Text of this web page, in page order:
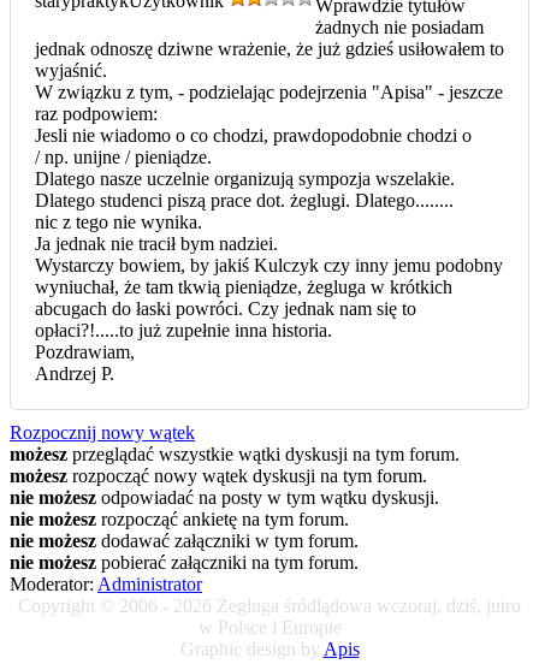
Wprawdzie tytułów
żadnych nie posiadam
jednak odnoszę dziwne wrażenie, że już gdzieś usiłowałem to
wyjaśnić.
W związku z tym, - podzielając podejrzenia "Apisa" - jeszcze
raz podpowiem:
Jesli nie wiadomo o co chodzi, prawdopodobnie chodzi o
/ np. unijne / pieniądze.
Dlatego nasze uczelnie organizują sympozja wszelakie.
Dlatego studenci piszą prace dot. żeglugi. Dlatego........
nic z tego nie wynika.
Ja jednak nie tracił bym nadziei.
Wystarczy bowiem, by jakiś Kulczyk czy inny jemu podobny
wyniuchał, że tam tkwią pieniądze, żegluga w krótkich
abcugach do łaski powróci. Czy jednak nam się to
opłaci?!.....to już zupełnie inna historia.
Pozdrawiam,
Andrzej P.
Rozpocznij nowy wątek
możesz przeglądać wszystkie wątki dyskusji na tym forum.
możesz rozpocząć nowy wątek dyskusji na tym forum.
nie możesz odpowiadać na posty w tym wątku dyskusji.
nie możesz rozpocząć ankietę na tym forum.
nie możesz dodawać załączniki w tym forum.
nie możesz pobierać załączniki na tym forum.
Moderator: Administrator
Copyright © 2006 - 2026 Żegluga śródlądowa wczoraj, dziś, jutro
w Polsce i Europie
Graphic design by Apis